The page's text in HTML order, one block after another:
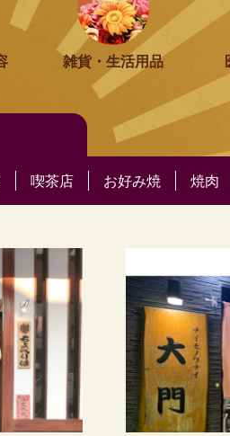
雑貨・生活用品
喫茶店 お好み焼 焼肉